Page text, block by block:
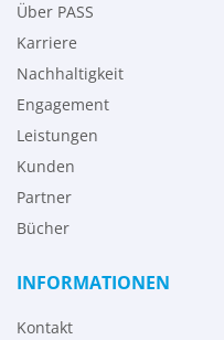
Über PASS
Karriere
Nachhaltigkeit
Engagement
Leistungen
Kunden
Partner
Bücher
INFORMATIONEN
Kontakt